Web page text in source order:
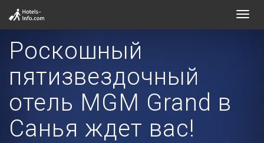
Роскошный
пятизвездочный
отель MGM Grand в
Санья ждет вас!